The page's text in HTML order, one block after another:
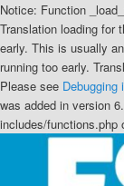
Notice: Function
Translation loading for
early. This is usually
running too early.
Please see Debugging
was added in version
includes/functions.php
Distrofia